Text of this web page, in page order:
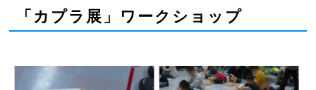
「カプラ展」ワークショップ